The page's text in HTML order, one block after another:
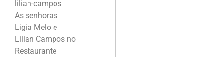
As senhoras
Ligia Melo e
Lilian Campos no
Restaurante